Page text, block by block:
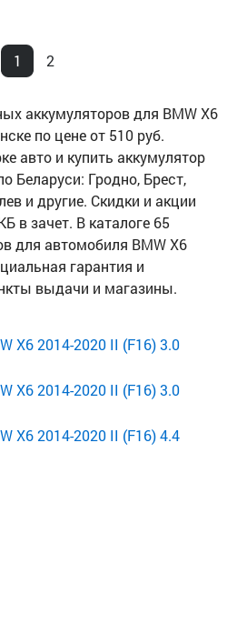
1 2
аккумуляторов для BMW X6
по цене от 510 руб.
авто и купить аккумулятор
Беларуси: Гродно, Брест,
и другие. Скидки и акции
в зачет. В каталоге 65
для автомобиля BMW X6
гарантия и
выдачи и магазины.
X6 2014-2020 II (F16) 3.0
X6 2014-2020 II (F16) 3.0
X6 2014-2020 II (F16) 4.4